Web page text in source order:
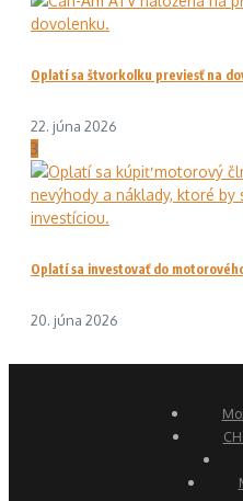
Oplatí sa štvorkolku previesť na
22. júna 2026
3
Oplatí sa investovať do
20. júna 2026